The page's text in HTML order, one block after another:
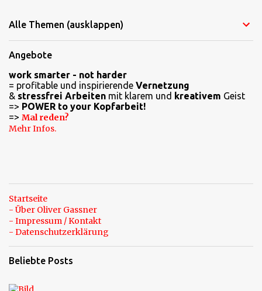
m
n
t
a
r
e
Alle Themen (ausklappen)
Angebote
work smarter - not harder
= profitable und inspirierende Vernetzung
& stressfrei Arbeiten mit klarem und kreativem Geist
=> POWER to your Kopfarbeit!
=> Mal reden?
Mehr Infos.
Startseite
- Über Oliver Gassner
- Impressum / Kontakt
- Datenschutzerklärung
Beliebte Posts